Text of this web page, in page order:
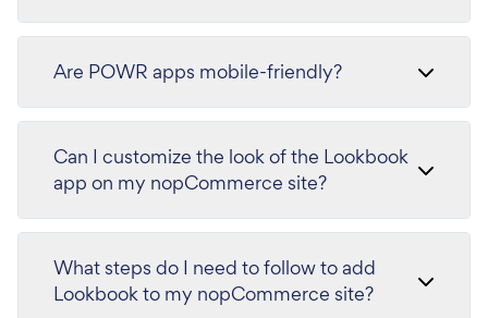
Are POWR apps mobile-friendly?
Can I customize the look of the Lookbook
app on my nopCommerce site?
What steps do I need to follow to add
Lookbook to my nopCommerce site?